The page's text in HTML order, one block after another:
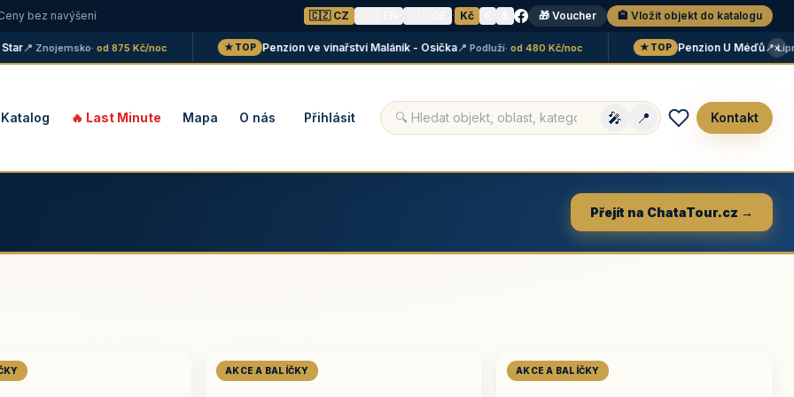
bez navýšení 🇨🇿 CZ · Kč 🎁 Voucher 🏨 Vložit objekt do katalogu
Znojemsko· od 875 Kč/noc ★ TOP Penzion ve vinařství Maláník - Osička📍 Podluží· od 480 Kč/noc ★ TOP Penzion U Méďů📍 Lipno·
×
Katalog 🔥 Last Minute Mapa O nás Přihlásit 🎤 📍 Kontakt
Přejít na ChataTour.cz →
AKCE A BALÍČKY AKCE A BALÍČKY